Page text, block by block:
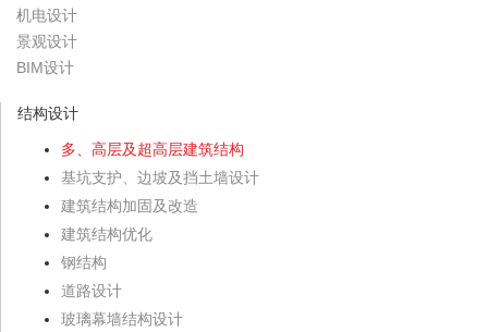
机电设计
景观设计
BIM设计
结构设计
多、高层及超高层建筑结构
基坑支护、边坡及挡土墙设计
建筑结构加固及改造
建筑结构优化
钢结构
道路设计
玻璃幕墙结构设计